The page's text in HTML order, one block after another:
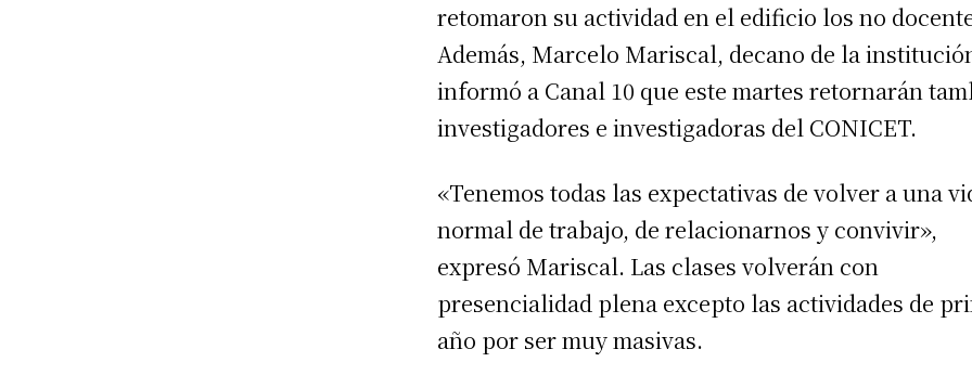
retomaron su actividad en el edificio los no
Además, Marcelo Mariscal, decano de la
informó a Canal 10 que este martes retornarán
investigadores e investigadoras del CONICET.
«Tenemos todas las expectativas de volver a una
normal de trabajo, de relacionarnos y convivir»,
expresó Mariscal. Las clases volverán con
presencialidad plena excepto las actividades de
año por ser muy masivas.